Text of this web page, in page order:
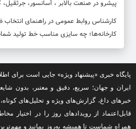
پیشرو در صنعت بالابر ، آسانسور، جرثقیل،
کارشناس روابط عمومیدر راهنمای
کارخانه‌ها؛ چه سایزی مناسب خط تولید
پایگاه خبری «پیشنهاد ویژه» جایی است برای
ایران و جهان؛ سریع، دقیق و معتبر، بدون
خبرهای داغ، گزارش‌های ویژه و تحلیل‌های
قابل‌اعتماد از رویدادهای روز را در اختیار
همراه شماست تا همیشه به‌روز بمانید و